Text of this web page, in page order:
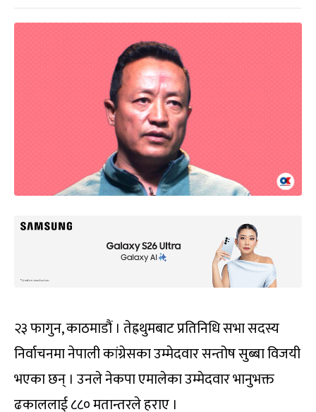
२३ फागुन, काठमाडौं । तेह्रथुमबाट प्रतिनिधि सभा सदस्य
निर्वाचनमा नेपाली कांग्रेसका उम्मेदवार सन्तोष सुब्बा विजयी
भएका छन् । उनले नेकपा एमालेका उम्मेदवार भानुभक्त
ढकाललाई ८८० मतान्तरले हराए ।